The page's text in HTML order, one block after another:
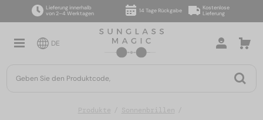
Lieferung innerhalb
von 2–4 Werktagen
14 Tage Rückgabe
Kostenlose
Lieferung
DE
Produkte Sonnenbrillen